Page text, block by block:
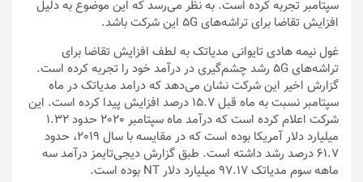
سپتامبر تجربه کرده است. به نظر می‌رسد که این موضوع به دلیل
افزایش تقاضا برای تراشه‌های 5G این شرکت باشد.
غول نیمه هادی تایوانی مدیاتک به لطف افزایش تقاضا برای
تراشه‌های 5G رشد چشم‌گیری در درآمد خود را تجربه کرده است.
گزارش اخیر این شرکت نشان می‌دهد که درامد مدیاتک در ماه
سپتامبر نسبت به ماه قبل 15.7 درصد افزایش پیدا کرده است. این
شرکت اعلام کرده است که درآمد ماه سپتامبر 2020 حدود 1.32
میلیارد دلار آمریکا بوده است که در مقایسه با سال 2019، حدود
61.7 درصد رشد داشته است. طبق گزارش دیجی‌تایمز درآمد سه
ماهه سوم مدیاتک 97.17 میلیارد دلار NT بوده است.